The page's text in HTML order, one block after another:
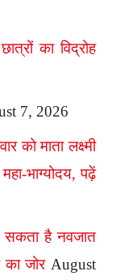
का विद्रोह
7, 2026
माता लक्ष्मी
भाग्योदय, पढ़ें
सकता है नवजात
का जोर August